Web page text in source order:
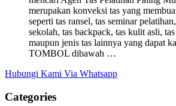
merupakan konveksi tas yang
seperti tas ransel, tas seminar
sekolah, tas backpack, tas kulit asli,
maupun jenis tas lainnya yang dapat
TOMBOL dibawah …
Hubungi Kami Via Whatsapp
Categories